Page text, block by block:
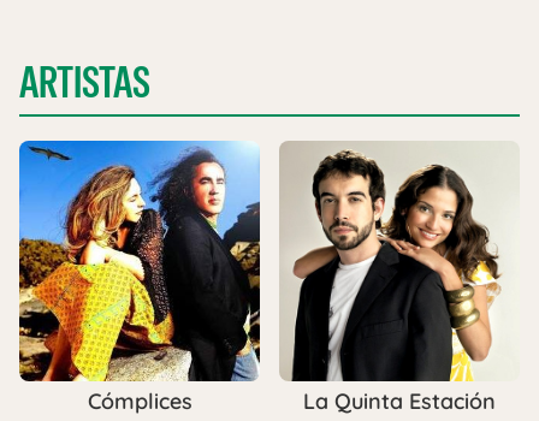
ARTISTAS
Cómplices La Quinta Estación